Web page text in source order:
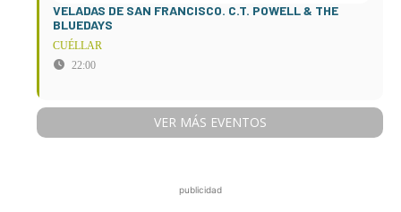
VELADAS DE SAN FRANCISCO. C.T. POWELL & THE
BLUEDAYS
CUÉLLAR
22:00
VER MÁS EVENTOS
publicidad